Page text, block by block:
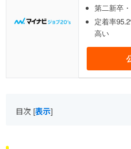
第二新卒
定着率
高い
目次 [表示]